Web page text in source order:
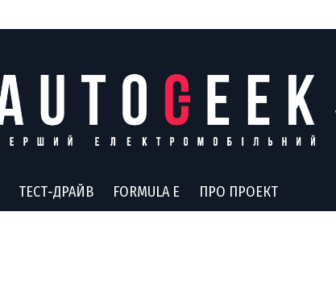
ТЕСТ-ДРАЙВ FORMULA E ПРО ПРОЕКТ